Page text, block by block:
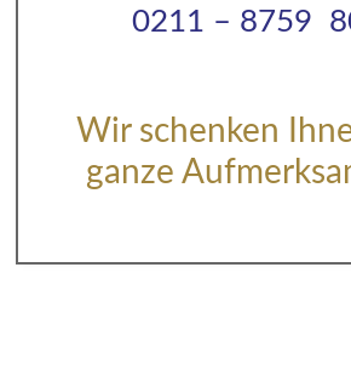
0211 – 8759
Wir schenken
ganze